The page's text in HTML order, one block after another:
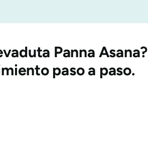
Panna Asana?
paso a paso.